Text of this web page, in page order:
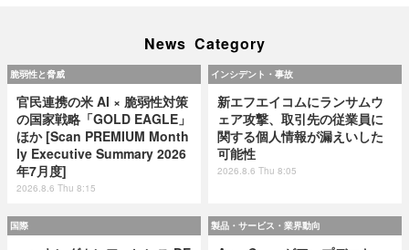
News Category
脆弱性と脅威
官民連携の米 AI × 脆弱性対策
の国家戦略「GOLD EAGLE」
ほか [Scan PREMIUM Month
ly Executive Summary 2026
年7月度]
2026.8.6 Thu 8:15
インシデント・事故
新エフエイコムにランサムウ
ェア攻撃、取引先の従業員に
関する個人情報が漏えいした
可能性
2026.8.6 Thu 8:05
国際 製品・サービス・業界動向